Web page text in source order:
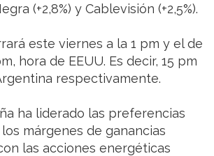
(+2,8%) y Cablevisión (+2,5%).
este viernes a la 1 pm y el de
hora de EEUU. Es decir, 15 pm
respectivamente.
ha liderado las preferencias
márgenes de ganancias
las acciones energéticas